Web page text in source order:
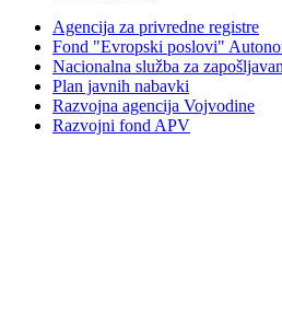
Agencija za privredne registre
Fond "Evropski poslovi"
Nacionalna služba za
Plan javnih nabavki
Razvojna agencija Vojvodine
Razvojni fond APV